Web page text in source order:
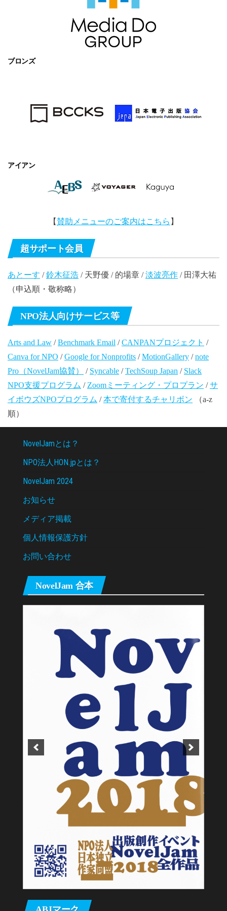
ブロンズ
アイアン
【賛助メニューのご案内はこちら 】
超サポート会員
あとーす /鈴木征浩 / 天野優 / 的場章 /淡波亮作 / 田澤大祐
（申込順・敬称略）
NPO法人向けサービス等
Arts and Law /Benchmark Email /CANPANプロジェクト /
Canva for NPO /Google for Nonprofits /MotionGallery /note
Pro（NovelJam協賛）
/ Syncable /TechSoup Japan / Slack
NPO支援プログラム / Zoomミーティング・プロプラン /サ
イボウズNPOプログラム /本で寄付するチャリボン （a-z
順）
NovelJamとは？
NPO法人HON.jpとは？
NovelJam 2024
お知らせ
メディア掲載
個人情報保護方針
お問い合わせ
NovelJam 合本